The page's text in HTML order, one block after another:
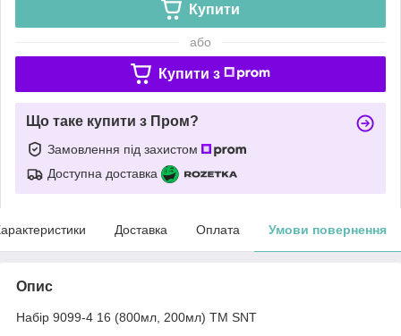
Купити
або
Купити з
Що таке купити з Пром?
Замовлення під захистом
Доступна доставка
Доставка Оплата Умови повернення
Опис
Набір 9099-4 16 (800мл, 200мл) ТМ SNT